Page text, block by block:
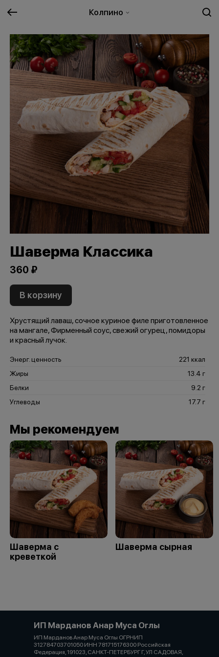
Колпино
Шаверма Классика
360 ₽
В корзину
Хрустящий лаваш, сочное куриное филе приготовленное
на мангале, Фирменный соус, свежий огурец, помидоры
и красный лучок.
Энерг. ценность
221 ккал
Жиры
13.4 г
Белки
9.2 г
Углеводы
17.7 г
Мы рекомендуем
Шаверма с
креветкой
Шаверма сырная
ИП Марданов Анар Муса Оглы
ИП Марданов Анар Муса Оглы ОГРНИП
312784703701050 ИНН 781715176300 Российская
Федерация, 191023, САНКТ-ПЕТЕРБУРГ Г, УЛ САДОВАЯ,